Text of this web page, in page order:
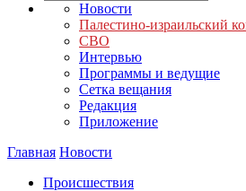
Новости
Палестино-израильский
СВО
Интервью
Программы и ведущие
Сетка вещания
Редакция
Приложение
Главная Новости
Происшествия